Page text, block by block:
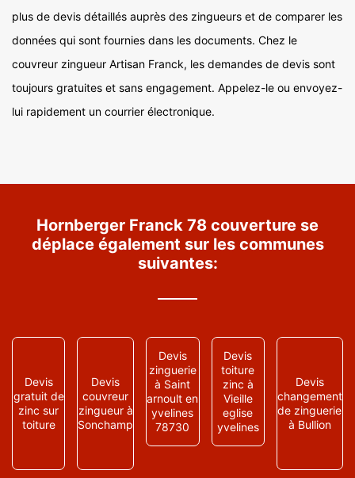
plus de devis détaillés auprès des zingueurs et de comparer les
données qui sont fournies dans les documents. Chez le
couvreur zingueur Artisan Franck, les demandes de devis sont
toujours gratuites et sans engagement. Appelez-le ou envoyez-
lui rapidement un courrier électronique.
Hornberger Franck 78 couverture se
déplace également sur les communes
suivantes:
Devis
gratuit de
zinc sur
toiture
Devis
couvreur
zingueur à
Sonchamp
Devis
zinguerie
à Saint
arnoult en
yvelines
78730
Devis
toiture
zinc à
Vieille
eglise
yvelines
Devis
changement
de zinguerie
à Bullion